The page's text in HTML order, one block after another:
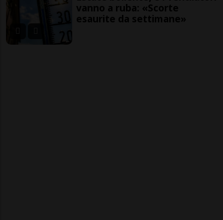
vanno a ruba: «Scorte
esaurite da settimane»